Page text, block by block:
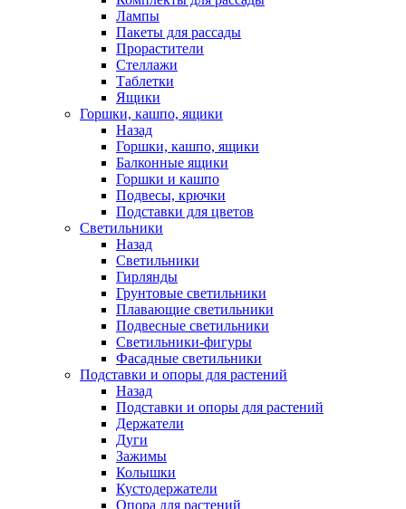
Лампы
Пакеты для рассады
Прорастители
Стеллажи
Таблетки
Ящики
Горшки, кашпо, ящики
Назад
Горшки, кашпо, ящики
Балконные ящики
Горшки и кашпо
Подвесы, крючки
Подставки для цветов
Светильники
Назад
Светильники
Гирлянды
Грунтовые светильники
Плавающие светильники
Подвесные светильники
Светильники-фигуры
Фасадные светильники
Подставки и опоры для растений
Назад
Подставки и опоры для растений
Держатели
Дуги
Зажимы
Колышки
Кустодержатели
Опора для растений